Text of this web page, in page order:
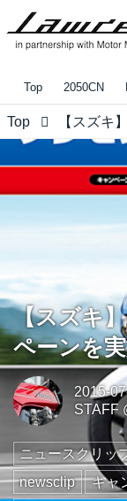
Top 2050CN
Top
【スズキ
ペーンを
2015-
STAFF
ニュースクリッ
newsclip
キャ